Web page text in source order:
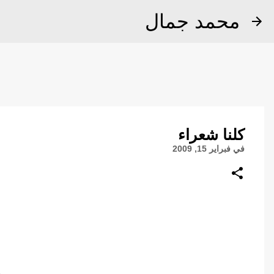
محمد جمال
كلنا شعراء
في فبراير 15, 2009